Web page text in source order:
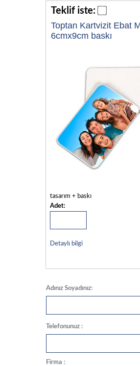
Teklif iste:
Toptan Kartvizit Ebat
6cmx9cm baskı
tasarım + baskı
Adet:
Detaylı bilgi
Adınız Soyadınız:
Telefonunuz :
Firma :